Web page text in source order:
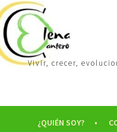
Vivir, crecer,
¿QUIÉN SOY?